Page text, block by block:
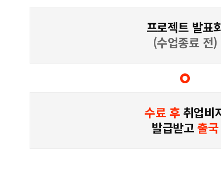
프로젝트 발표
(수업종료 전)
수료 후취업비
발급받고 출국